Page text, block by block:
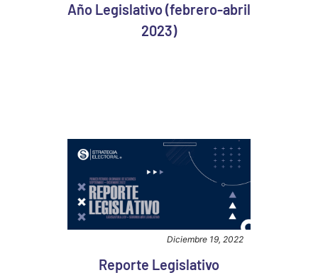
Año Legislativo (febrero-abril
2023)
Diciembre 19, 2022
Reporte Legislativo